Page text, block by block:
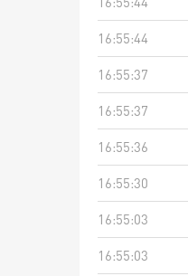
16:55:44
16:55:37
16:55:37
16:55:36
16:55:30
16:55:03
16:55:03